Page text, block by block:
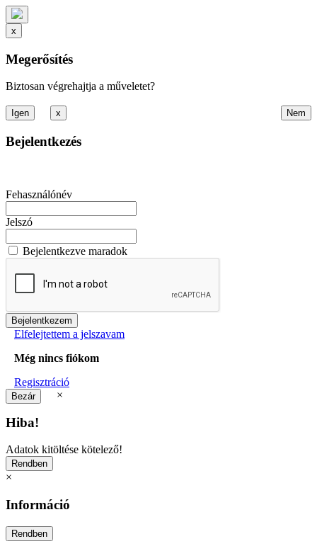
x
Megerősítés
Biztosan végrehajtja a műveletet?
x
Bejelentkezés
Fehasználónév
Jelszó
Bejelentkezve maradok
Elfelejtettem a jelszavam
Még nincs fiókom
Regisztráció
×
Hiba!
Adatok kitöltése kötelező!
×
Információ